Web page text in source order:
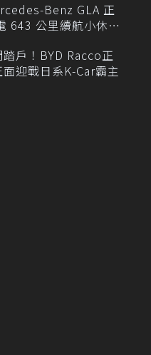
Benz GLA 正
643 公里續航小休
戶！BYD Racco正
迎戰日系K-Car霸主